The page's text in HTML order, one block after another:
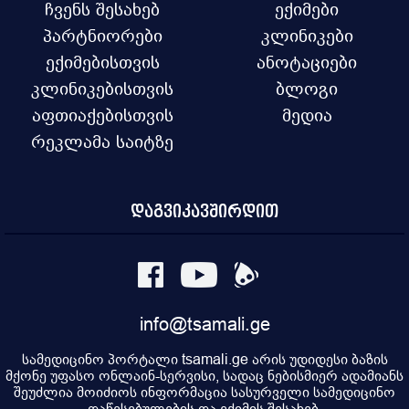
ჩვენს შესახებ
პარტნიორები
ექიმებისთვის
კლინიკებისთვის
აფთიაქებისთვის
რეკლამა საიტზე
ექიმები
კლინიკები
ანოტაციები
ბლოგი
მედია
დაგვიკავშირდით
info@tsamali.ge
სამედიცინო პორტალი tsamali.ge არის უდიდესი ბაზის
მქონე უფასო ონლაინ-სერვისი, სადაც ნებისმიერ ადამიანს
შეუძლია მოიძიოს ინფორმაცია სასურველი სამედიცინო